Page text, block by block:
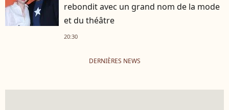
rebondit avec un grand nom de la mode
et du théâtre
20:30
DERNIÈRES NEWS